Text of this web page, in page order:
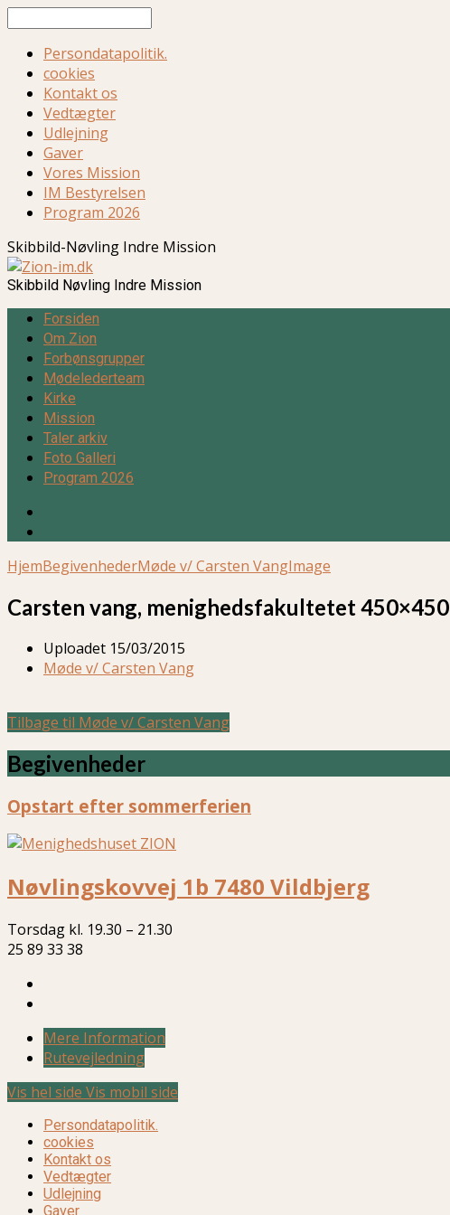
Persondatapolitik.
cookies
Kontakt os
Vedtægter
Udlejning
Gaver
Vores Mission
IM Bestyrelsen
Program 2026
Skibbild-Nøvling Indre Mission
Skibbild Nøvling Indre Mission
Forsiden
Om Zion
Forbønsgrupper
Mødelederteam
Kirke
Mission
Taler arkiv
Foto Galleri
Program 2026
HjemBegivenhederMøde v/ Carsten VangImage
Carsten vang, menighedsfakultetet 450×450
Uploadet 15/03/2015
Møde v/ Carsten Vang
Tilbage til Møde v/ Carsten Vang
Begivenheder
Opstart efter sommerferien
Nøvlingskovvej 1b 7480 Vildbjerg
Torsdag kl. 19.30 – 21.30
25 89 33 38
Mere Information
Rutevejledning
Vis hel side Vis mobil side
Persondatapolitik.
cookies
Kontakt os
Vedtægter
Udlejning
Gaver